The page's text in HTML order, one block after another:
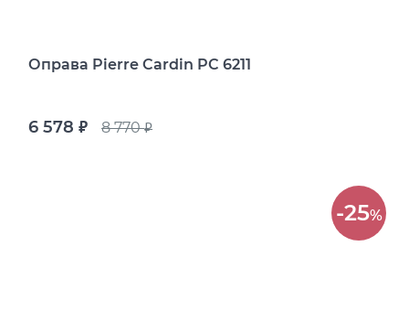
Оправа Pierre Cardin PC 6211
6 578 руб. 8 770руб.
-25%